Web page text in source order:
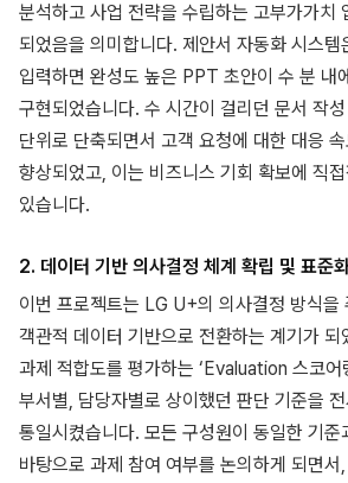
분석하고 사업 전략을 수립하는 고부가가치
되었음을 의미합니다. 제안서 자동화 시스템
입력하면 완성도 높은 PPT 초안이 수 분 내
구현되었습니다. 수 시간이 걸리던 문서 작
단위로 단축되면서 고객 요청에 대한 대응
향상되었고, 이는 비즈니스 기회 확보에 직
있습니다.
2. 데이터 기반 의사결정 체계 확립 및 표준
이번 프로젝트는 LG U+의 의사결정 방식을
객관적 데이터 기반으로 전환하는 계기가 되
과제 적합도를 평가하는 ‘Evaluation 스코어
부서별, 담당자별로 상이했던 판단 기준을
통일시켰습니다. 모든 구성원이 동일한 기준
바탕으로 과제 참여 여부를 논의하게 되면